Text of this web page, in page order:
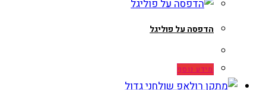
הדפסה על פוליגל
מידע נוסף